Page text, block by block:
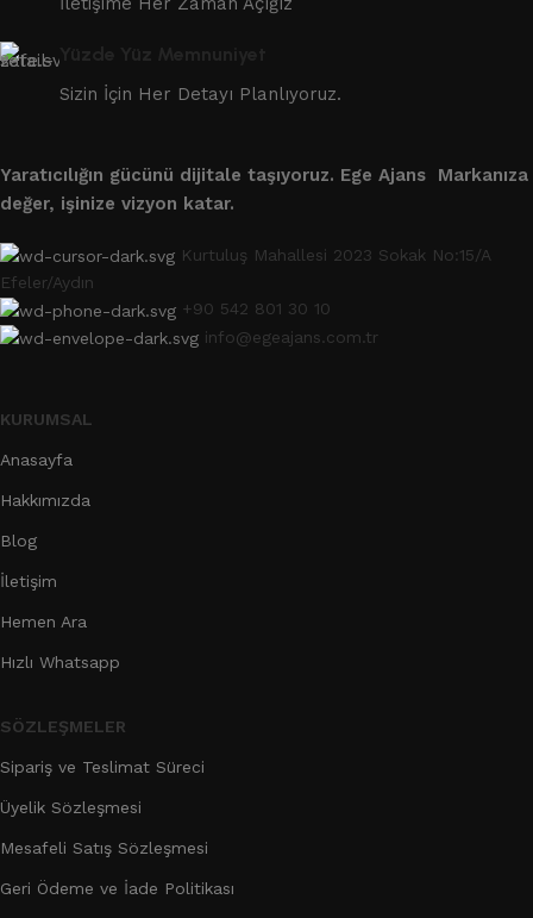
Sizin İçin Her Detayı Planlıyoruz.
Yaratıcılığın gücünü dijitale taşıyoruz. Ege Ajans Markanıza
değer, işinize vizyon katar.
Kurtuluş Mahallesi 2023 Sokak No:15/A
Efeler/Aydın
+90 542 801 30 10
info@egeajans.com.tr
KURUMSAL
Anasayfa
Hakkımızda
Blog
İletişim
Hemen Ara
Hızlı Whatsapp
SÖZLEŞMELER
Sipariş ve Teslimat Süreci
Üyelik Sözleşmesi
Mesafeli Satış Sözleşmesi
Geri Ödeme ve İade Politikası